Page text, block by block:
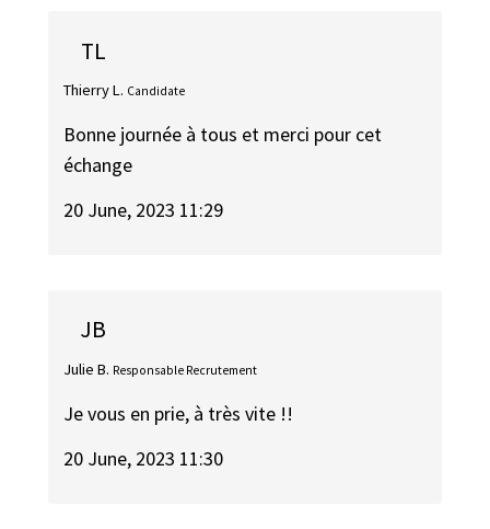
TL
Thierry L. Candidate
Bonne journée à tous et merci pour cet
échange
20 June, 2023 11:29
JB
Julie B. Responsable Recrutement
Je vous en prie, à très vite !!
20 June, 2023 11:30